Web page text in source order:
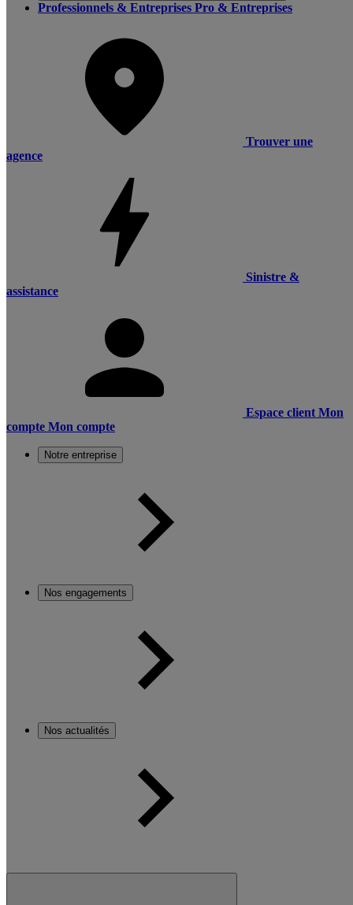
Professionnels & Entreprises Pro & Entreprises
Trouver une
agence
Sinistre &
assistance
Espace client Mon
compte Mon compte
Notre entreprise
Nos engagements
Nos actualités